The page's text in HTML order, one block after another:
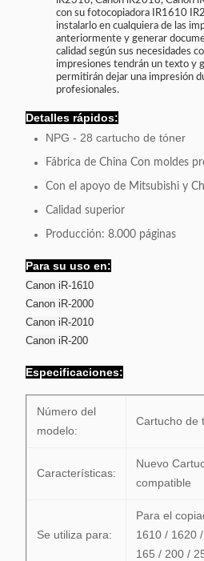
con su fotocopiadora IR1610
instalarlo en cualquiera de las
anteriormente y generar
calidad según sus necesidades
impresiones tendrán un texto y
permitirán dejar una impresión
profesionales.
Detalles rápidos:
NPG - 28 cartucho de tóner
Fábrica de China Con moldes
Con el apoyo de Mitsubishi y
Calidad superior
Producción: 8.000 páginas
Para su uso en:
Canon iR-1610
Canon iR-2000
Canon iR-2010
Canon iR-200
Especificaciones:
Número del
modelo:
Cartucho de
Características:
Nuevo
compatible
Se utiliza para:
Para el
1610 / 1620
165 / 200 /